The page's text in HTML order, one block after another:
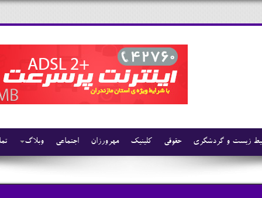
وبلاگ اجتماعی مهرورزان کلینیک حقوقی زیست و گردشگری